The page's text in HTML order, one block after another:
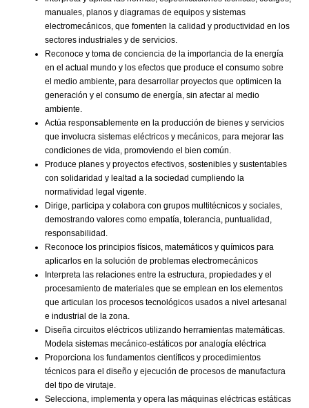
manuales, planos y diagramas de equipos y sistemas
electromecánicos, que fomenten la calidad y productividad en los
sectores industriales y de servicios.
Reconoce y toma de conciencia de la importancia de la energía
en el actual mundo y los efectos que produce el consumo sobre
el medio ambiente, para desarrollar proyectos que optimicen la
generación y el consumo de energía, sin afectar al medio
ambiente.
Actúa responsablemente en la producción de bienes y servicios
que involucra sistemas eléctricos y mecánicos, para mejorar las
condiciones de vida, promoviendo el bien común.
Produce planes y proyectos efectivos, sostenibles y sustentables
con solidaridad y lealtad a la sociedad cumpliendo la
normatividad legal vigente.
Dirige, participa y colabora con grupos multitécnicos y sociales,
demostrando valores como empatía, tolerancia, puntualidad,
responsabilidad.
Reconoce los principios físicos, matemáticos y químicos para
aplicarlos en la solución de problemas electromecánicos
Interpreta las relaciones entre la estructura, propiedades y el
procesamiento de materiales que se emplean en los elementos
que articulan los procesos tecnológicos usados a nivel artesanal
e industrial de la zona.
Diseña circuitos eléctricos utilizando herramientas matemáticas.
Modela sistemas mecánico-estáticos por analogía eléctrica
Proporciona los fundamentos científicos y procedimientos
técnicos para el diseño y ejecución de procesos de manufactura
del tipo de virutaje.
Selecciona, implementa y opera las máquinas eléctricas estáticas